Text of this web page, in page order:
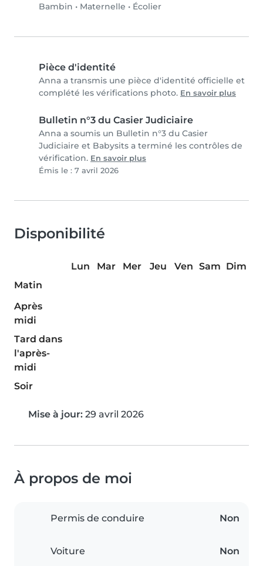
Bambin • Maternelle • Écolier
Pièce d'identité
Anna a transmis une pièce d'identité officielle et
complété les vérifications photo. En savoir plus
Bulletin n°3 du Casier Judiciaire
Anna a soumis un Bulletin n°3 du Casier
Judiciaire et Babysits a terminé les contrôles de
vérification. En savoir plus
Émis le : 7 avril 2026
Disponibilité
Lun Mar Mer Jeu Ven Sam Dim
Matin
Après
midi
Tard dans
l'après-
midi
Soir
Mise à jour: 29 avril 2026
À propos de moi
Permis de conduire Non
Voiture Non